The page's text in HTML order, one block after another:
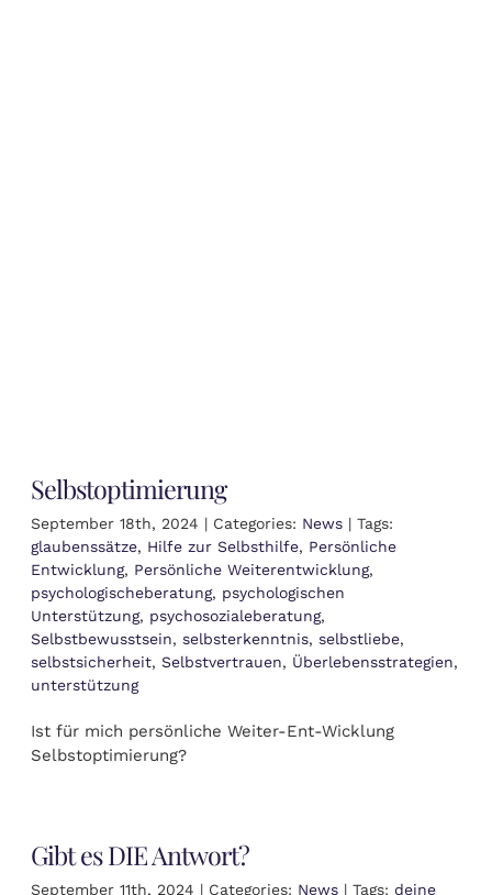
Selbstoptimierung
September 18th, 2024 | Categories: News | Tags:
glaubenssätze, Hilfe zur Selbsthilfe, Persönliche
Entwicklung, Persönliche Weiterentwicklung,
psychologischeberatung, psychologischen
Unterstützung, psychosozialeberatung,
Selbstbewusstsein, selbsterkenntnis, selbstliebe,
selbstsicherheit, Selbstvertrauen, Überlebensstrategien,
unterstützung
Ist für mich persönliche Weiter-Ent-Wicklung
Selbstoptimierung?
Gibt es DIE Antwort?
September 11th, 2024 | Categories: News | Tags: deine